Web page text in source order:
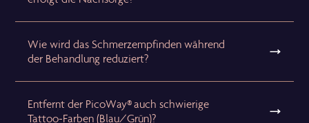
Wie wird das Schmerzempfinden während
der Behandlung reduziert?
Entfernt der PicoWay® auch schwierige
Tattoo-Farben (Blau/Grün)?